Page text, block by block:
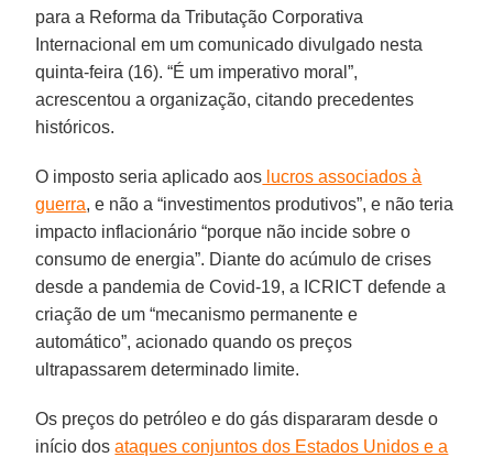
para a Reforma da Tributação Corporativa
Internacional em um comunicado divulgado nesta
quinta-feira (16). “É um imperativo moral”,
acrescentou a organização, citando precedentes
históricos.
O imposto seria aplicado aos lucros associados à
guerra, e não a “investimentos produtivos”, e não teria
impacto inflacionário “porque não incide sobre o
consumo de energia”. Diante do acúmulo de crises
desde a pandemia de Covid-19, a ICRICT defende a
criação de um “mecanismo permanente e
automático”, acionado quando os preços
ultrapassarem determinado limite.
Os preços do petróleo e do gás dispararam desde o
início dosataques conjuntos dos Estados Unidos e a